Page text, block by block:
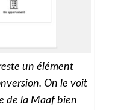
un élément
On le voit
de la Maaf bien